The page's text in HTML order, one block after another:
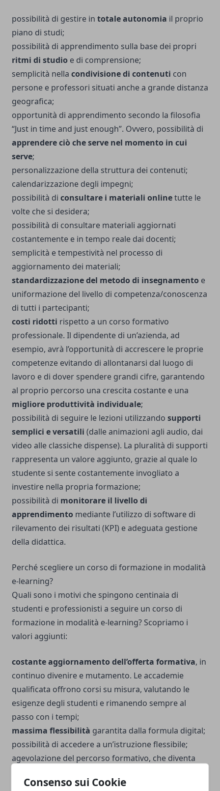
Consenso sui Cookie
possibilità di gestire in totale autonomia il proprio
piano di studi;
possibilità di apprendimento sulla base dei propri
ritmi di studio e di comprensione;
semplicità nella condivisione di contenuti con
persone e professori situati anche a grande distanza
geografica;
opportunità di apprendimento secondo la filosofia
“Just in time and just enough”. Ovvero, possibilità di
apprendere ciò che serve nel momento in cui
serve;
personalizzazione della struttura dei contenuti;
calendarizzazione degli impegni;
possibilità di consultare i materiali onlinetutte le
volte che si desidera;
possibilità di consultare materiali aggiornati
costantemente e in tempo reale dai docenti;
semplicità e tempestività nel processo di
aggiornamento dei materiali;
standardizzazione del metodo di insegnamento e
uniformazione del livello di competenza/conoscenza
di tutti i partecipanti;
costi ridotti rispetto a un corso formativo
professionale. Il dipendente di un’azienda, ad
esempio, avrà l’opportunità di accrescere le proprie
competenze evitando di allontanarsi dal luogo di
lavoro e di dover spendere grandi cifre, garantendo
al proprio percorso una crescita costante e una
migliore produttività individuale;
possibilità di seguire le lezioni utilizzando supporti
semplici e versatili (dalle animazioni agli audio, dai
video alle classiche dispense). La pluralità di supporti
rappresenta un valore aggiunto, grazie al quale lo
studente si sente costantemente invogliato a
investire nella propria formazione;
possibilità di monitorare il livello di
apprendimento mediante l’utilizzo di software di
rilevamento dei risultati (KPI) e adeguata gestione
della didattica.
Perché scegliere un corso di formazione in modalità
e-learning?
Quali sono i motivi che spingono centinaia di
studenti e professionisti a seguire un corso di
formazione in modalità e-learning? Scopriamo i
valori aggiunti:
costante aggiornamento dell’offerta formativa, in
continuo divenire e mutamento. Le accademie
qualificata offrono corsi su misura, valutando le
esigenze degli studenti e rimanendo sempre al
passo con i tempi;
massima flessibilità garantita dalla formula digital;
possibilità di accedere a un’istruzione flessibile;
agevolazione del percorso formativo, che diventa
possibilità di seguire corsi dedicati a ogni settore e